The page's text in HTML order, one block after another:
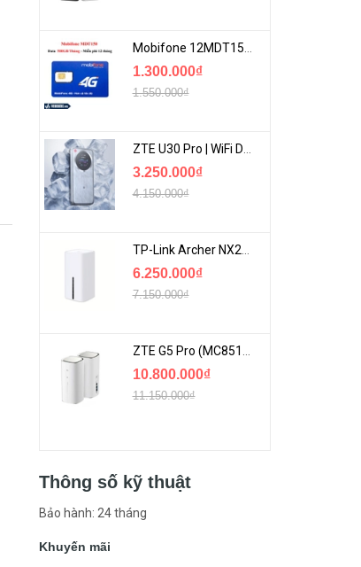
Mobifone 12MDT150 | Sim Chuyên 4G Mobifone Dung Lượng Cao 500GB/Tháng Gói 1 Năm
1.300.000₫
1.550.000₫
ZTE U30 Pro | WiFi Di Động 5G Tốc Độ Lên Đến 500Mbps, Màn Hình Cảm Ứng
3.250.000₫
4.150.000₫
TP-Link Archer NX200 | Bộ Phát WiFi Dùng Sim 5G Tốc Độ Cao Mới FullBox
6.250.000₫
7.150.000₫
ZTE G5 Pro (MC8512) | Router 5G WiFi7 Be7200 Hỗ Trợ Băng Tần 6Ghz Cực Mạnh
10.800.000₫
11.150.000₫
Thông số kỹ thuật
Bảo hành: 24 tháng
Khuyến mãi